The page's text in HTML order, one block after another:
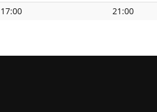
17:00 21:00